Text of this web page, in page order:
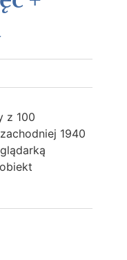
z 100
1940